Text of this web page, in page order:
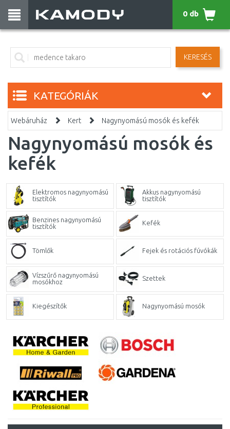
KERESÉS
0 db
KATEGÓRIÁK
Webáruház Kert Nagynyomású mosók és kefék
Nagynyomású mosók és
kefék
Elektromos nagynyomású
tisztítók
Akkus nagynyomású
tisztítók
Benzines nagynyomású
tisztítók
Kefék
Tömlők Fejek és rotációs fúvókák
Vízszűrő nagynyomású
mosókhoz
Szettek
Kiegészítők Nagynyomású mosók